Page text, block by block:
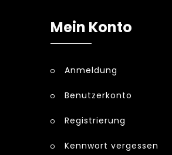
Mein Konto
Anmeldung
Benutzerkonto
Registrierung
Kennwort vergessen